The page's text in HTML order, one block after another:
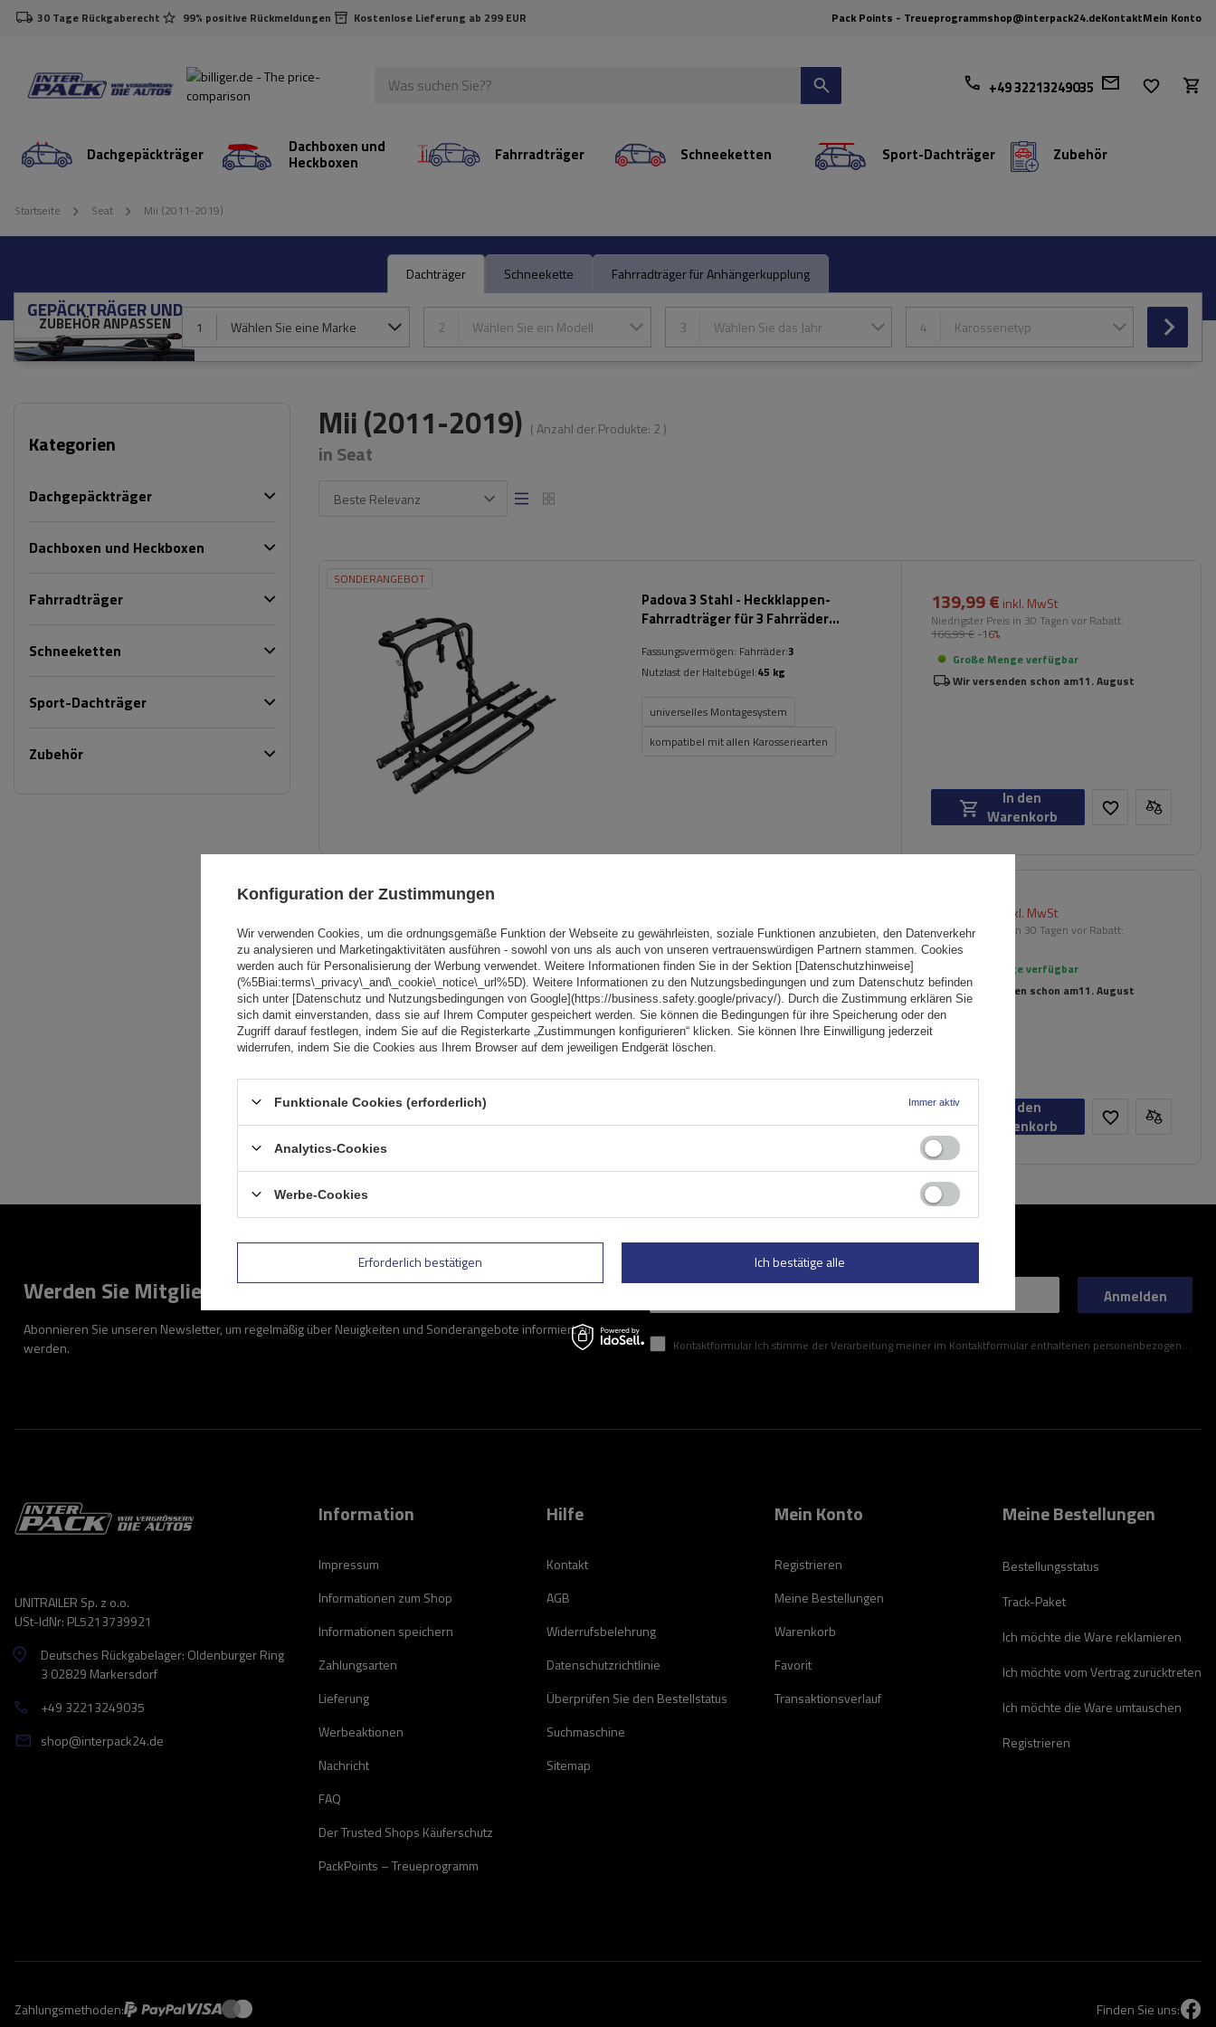
30 Tage Rückgaberecht 99% positive Rückmeldungen Kostenlose Lieferung ab 299 EUR Pack Points - Treueprogrammshop@interpack24.deKontaktMein Konto
+49 32213249035
Dachgepäckträger Dachboxen und
Heckboxen Fahrradträger Schneeketten Sport-Dachträger Zubehör
Startseite Seat Mii (2011-2019)
Dachträger Schneekette Fahrradträger für Anhängerkupplung
GEPÄCKTRÄGER UND
ZUBEHÖR ANPASSEN 1 Wählen Sie eine Marke 2 Wählen Sie ein Modell 3 Wählen Sie das Jahr 4 Karosserietyp
Kategorien
Dachgepäckträger
Dachboxen und Heckboxen
Fahrradträger
Schneeketten
Sport-Dachträger
Zubehör
Mii (2011-2019) ( Anzahl der Produkte: 2 )
in Seat
Beste Relevanz
SONDERANGEBOT
Padova 3 Stahl - Heckklappen-
Fahrradträger für 3 Fahrräder
Fassungsvermögen: Fahrräder:3
Nutzlast der Haltebügel:45 kg
universelles Montagesystem
kompatibel mit allen Karosseriearten
139,99 € inkl. MwSt
Niedrigster Preis in 30 Tagen vor Rabatt:
166,99 € -16%
Große Menge verfügbar
Wir versenden schon am11. August
In den
Warenkorb
SONDERANGEBOT
Heckklappen-Fahrradträger
Fassungsvermögen: Fahrräder:2
Maximales Fahrradgewicht:22,5 kg
Nutzlast der Haltebügel:45 kg
kompatibel mit Elektrofahrrädern
inkl. MwSt
Niedrigster Preis in 30 Tagen vor Rabatt:
209,99 €
Große Menge verfügbar
Wir versenden schon am11. August
In den
Warenkorb
Werden Sie Mitglied
Abonnieren Sie unseren Newsletter, um regelmäßig über Neuigkeiten und Sonderangebote informiert zu
werden.
Kontaktformular Ich stimme der Verarbeitung meiner im Kontaktformular enthaltenen personenbezogenen Daten gemäß der Verordnung (EU) des Europäischen Parlaments und des Rates zu.
Anmelden
UNITRAILER Sp. z o.o.
USt-IdNr: PL5213739921
Deutsches Rückgabelager: Oldenburger Ring
3 02829 Markersdorf
+49 32213249035
shop@interpack24.de
Information
Impressum
Informationen zum Shop
Informationen speichern
Zahlungsarten
Lieferung
Werbeaktionen
Nachricht
FAQ
Der Trusted Shops Käuferschutz
PackPoints – Treueprogramm
Hilfe
Kontakt
AGB
Widerrufsbelehrung
Datenschutzrichtlinie
Überprüfen Sie den Bestellstatus
Suchmaschine
Sitemap
Mein Konto
Registrieren
Meine Bestellungen
Warenkorb
Favorit
Transaktionsverlauf
Meine Bestellungen
Bestellungsstatus
Track-Paket
Ich möchte die Ware reklamieren
Ich möchte vom Vertrag zurücktreten
Ich möchte die Ware umtauschen
Registrieren
Zahlungsmethoden: Finden Sie uns:
Konfiguration der Zustimmungen
Wir verwenden Cookies, um die ordnungsgemäße Funktion der Webseite zu gewährleisten, soziale Funktionen anzubieten, den Datenverkehr
zu analysieren und Marketingaktivitäten ausführen - sowohl von uns als auch von unseren vertrauenswürdigen Partnern stammen. Cookies
werden auch für Personalisierung der Werbung verwendet. Weitere Informationen finden Sie in der Sektion [Datenschutzhinweise]
(%5Biai:terms\_privacy\_and\_cookie\_notice\_url%5D). Weitere Informationen zu den Nutzungsbedingungen und zum Datenschutz befinden
sich unter [Datenschutz und Nutzungsbedingungen von Google](https://business.safety.google/privacy/). Durch die Zustimmung erklären Sie
sich damit einverstanden, dass sie auf Ihrem Computer gespeichert werden. Sie können die Bedingungen für ihre Speicherung oder den
Zugriff darauf festlegen, indem Sie auf die Registerkarte „Zustimmungen konfigurieren“ klicken. Sie können Ihre Einwilligung jederzeit
widerrufen, indem Sie die Cookies aus Ihrem Browser auf dem jeweiligen Endgerät löschen.
Funktionale Cookies (erforderlich) Immer aktiv
Analytics-Cookies
Werbe-Cookies
Erforderlich bestätigen Ich bestätige alle